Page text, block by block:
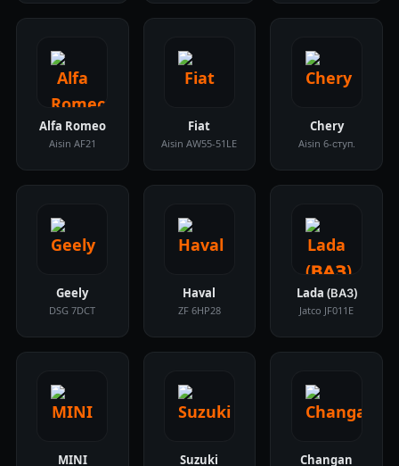
Alfa Romeo
Aisin AF21
Fiat
Aisin AW55-51LE
Chery
Aisin 6-ступ.
Geely
DSG 7DCT
Haval
ZF 6HP28
Lada (ВАЗ)
Jatco JF011E
MINI Suzuki Changan